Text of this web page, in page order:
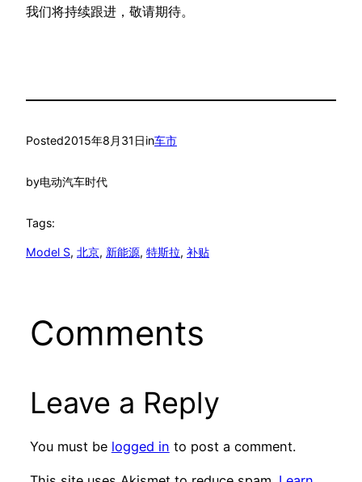
我们将持续跟进，敬请期待。
Posted2015年8月31日in车市
by电动汽车时代
Tags:
Model S, 北京, 新能源, 特斯拉, 补贴
Comments
Leave a Reply
You must be logged in to post a comment.